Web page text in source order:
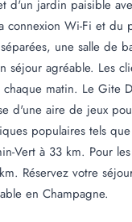
d'un jardin paisible
connexion Wi-Fi et du
une salle de
séjour agréable. Les
matin. Le Gite
d'une aire de jeux
populaires tels
Vert à 33 km. Pour
Réservez votre
en Champagne.